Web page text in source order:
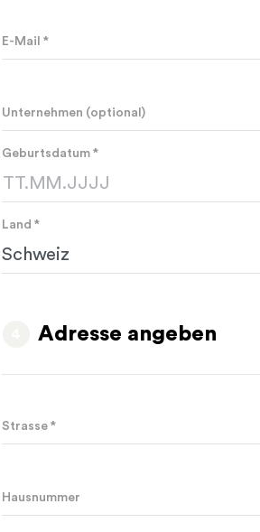
E-Mail *
Unternehmen (optional)
Geburtsdatum *
Land *
Adresse angeben
Strasse *
Hausnummer